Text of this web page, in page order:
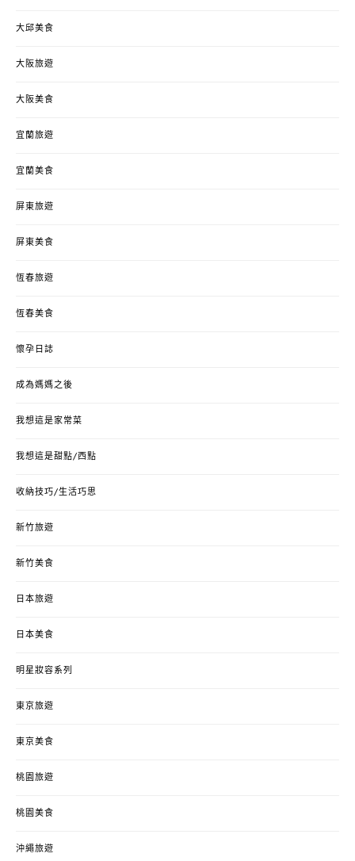
大邱美食
大阪旅遊
大阪美食
宜蘭旅遊
宜蘭美食
屏東旅遊
屏東美食
恆春旅遊
恆春美食
懷孕日誌
成為媽媽之後
我想這是家常菜
我想這是甜點/西點
收納技巧/生活巧思
新竹旅遊
新竹美食
日本旅遊
日本美食
明星妝容系列
東京旅遊
東京美食
桃園旅遊
桃園美食
沖繩旅遊